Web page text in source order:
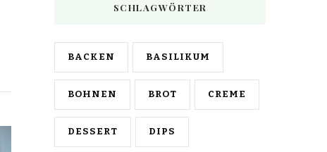
SCHLAGWÖRTER
BACKEN BASILIKUM
BOHNEN BROT CREME
DESSERT DIPS